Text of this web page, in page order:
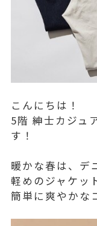
こんにちは！
5階 紳士カジュ
す！
暖かな春は、デ
軽めのジャケッ
簡単に爽やかな